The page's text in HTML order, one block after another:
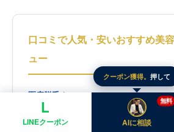
口コミで人気・安いおすすめ美
ュー
医療脱毛 ▶ ¥110
シワとり注射（ボトックス）▶ ¥2,200
クーポン獲得。 押して
L
LINEクーポン AIに相談
無料